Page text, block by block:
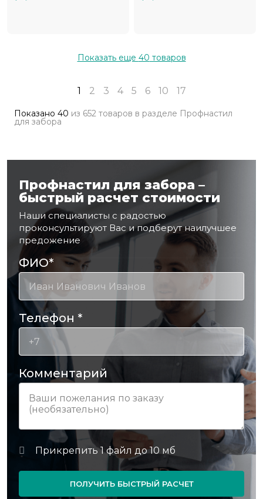
Показать еще 40 товаров
1 2 3 4 5 6 10 17
Показано 40 из 652 товаров в разделе Профнастил
для забора
Профнастил для забора –
быстрый расчет стоимости
Наши специалисты с радостью
проконсультируют Вас и подберут наилучшее
предожение
ФИО*
Телефон *
Комментарий
ПОЛУЧИТЬ БЫСТРЫЙ РАСЧЕТ